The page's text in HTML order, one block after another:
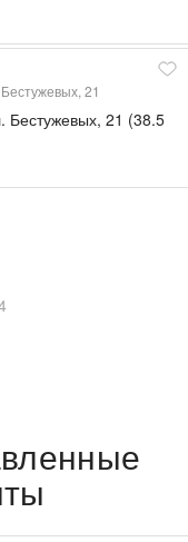
21
Бестужевых, 21 (38.5